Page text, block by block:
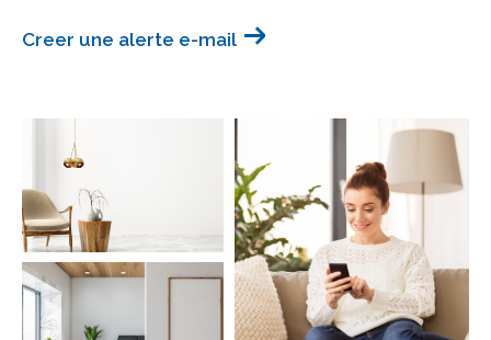
Creer une alerte e-mail
AFFINER LES CRITÈRES
TERRASSE PARKING PISCINE
FILTRER PAR
COUPS DE COEUR